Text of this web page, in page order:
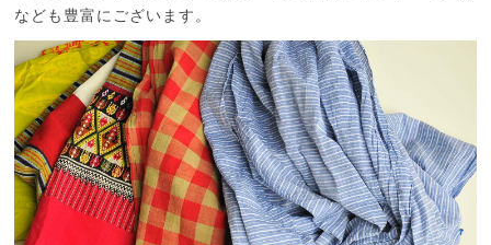
なども豊富にございます。